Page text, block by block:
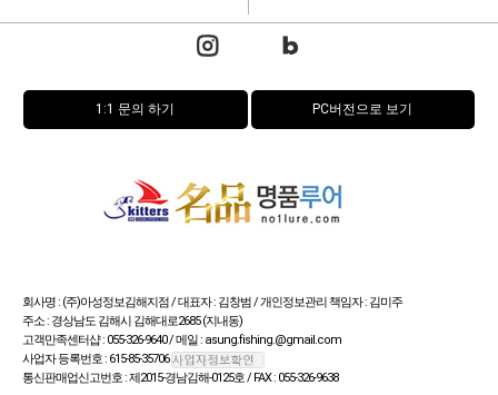
1:1 문의 하기 PC버전으로 보기
회사명 : (주)아성정보김해지점 / 대표자 : 김창범 / 개인정보관리 책임자 : 김미주
주소 : 경상남도 김해시 김해대로2685 (지내동)
고객만족센터샵 : 055-326-9640 / 메일 : asung.fishing.@gmail.com
사업자 등록번호 : 615-85-35706
통신판매업신고번호 : 제2015-경남김해-0125호 / FAX : 055-326-9638